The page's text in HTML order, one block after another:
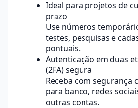
Ideal para projetos de
prazo
Use números
testes, pesquisas e
pontuais.
Autenticação em duas
(2FA) segura
Receba com segurança
para banco, redes
outras contas.